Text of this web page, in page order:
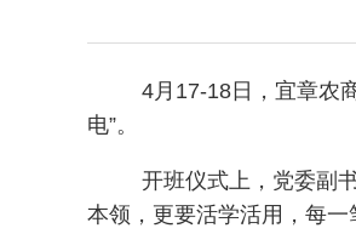
4月17-18日，宜章农
电”。
开班仪式上，党委副
本领，更要活学活用，每